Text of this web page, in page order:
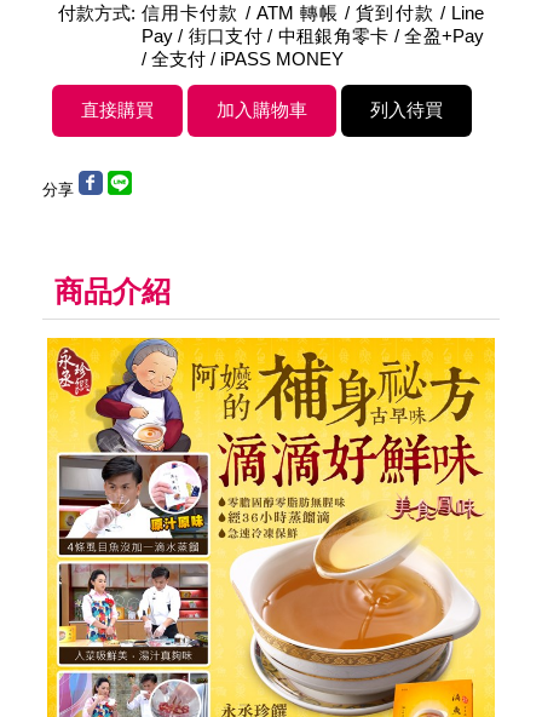
付款方式: 信用卡付款 / ATM 轉帳 / 貨到付款 / Line
Pay / 街口支付 / 中租銀角零卡 / 全盈+Pay
/ 全支付 / iPASS MONEY
分享
商品介紹